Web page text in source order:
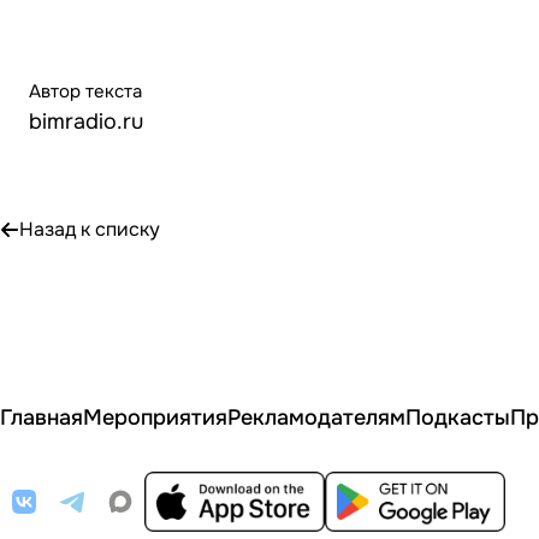
Автор текста
bimradio.ru
Назад к списку
ГлавнаяМероприятияРекламодателямПодкасты